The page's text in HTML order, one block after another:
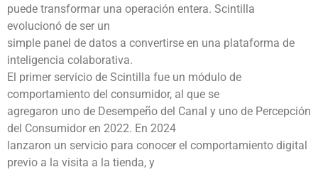
puede transformar una operación entera. Scintilla
evolucionó de ser un
simple panel de datos a convertirse en una plataforma de
inteligencia colaborativa.
El primer servicio de Scintilla fue un módulo de
comportamiento del consumidor, al que se
agregaron uno de Desempeño del Canal y uno de Percepción
del Consumidor en 2022. En 2024
lanzaron un servicio para conocer el comportamiento digital
previo a la visita a la tienda, y